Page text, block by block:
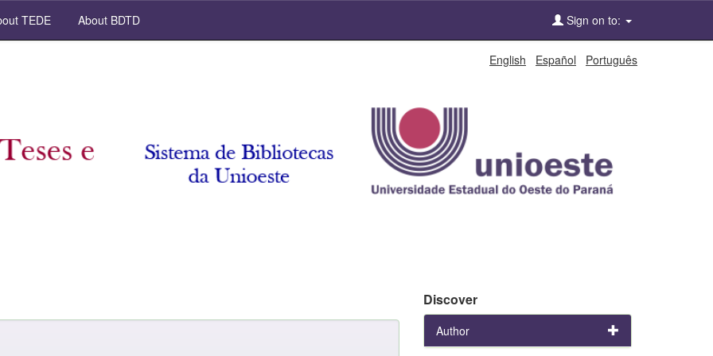
TEDE About BDTD Sign on to:
English Español Português
Discover
Author